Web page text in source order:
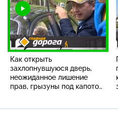
Как открыть
захлопнувшуюся дверь,
неожиданное лишение
прав, грызуны под капотом